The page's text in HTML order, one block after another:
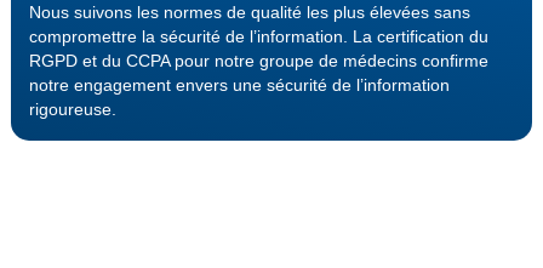
Nous suivons les normes de qualité les plus élevées sans
compromettre la sécurité de l’information. La certification du
RGPD et du CCPA pour notre groupe de médecins confirme
notre engagement envers une sécurité de l’information
rigoureuse.